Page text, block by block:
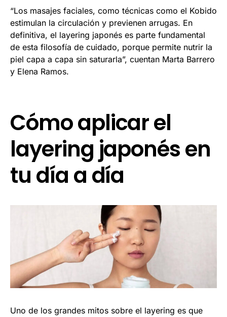
“Los masajes faciales, como técnicas como el Kobido
estimulan la circulación y previenen arrugas. En
definitiva, el layering japonés es parte fundamental
de esta filosofía de cuidado, porque permite nutrir la
piel capa a capa sin saturarla”, cuentan Marta Barrero
y Elena Ramos.
Cómo aplicar el
layering japonés en
tu día a día
Uno de los grandes mitos sobre el layering es que